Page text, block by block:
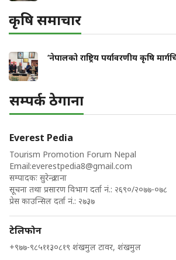
कृषि समाचार
‘नेपालको राष्ट्रिय पर्यावरणीय कृषि
सम्पर्क ठेगाना
Everest Pedia
Tourism Promotion Forum Nepal
Email:everestpedia8@gmail.com
सम्पादकः सुरेन्द्र राना
सूचना तथा प्रसारण विभाग दर्ता नं.: २६९०/२०७७-०७८
प्रेस काउन्सिल दर्ता नं.: २७३७
टेलिफोन
+९७७-९८५११३०८१९ शंखमुल टावर, शंखमुल